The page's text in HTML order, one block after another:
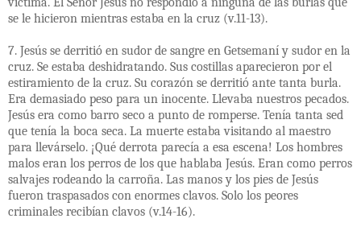
se le hicieron mientras estaba en la cruz (v.11-13).
7. Jesús se derritió en sudor de sangre en Getsemaní y sudor en la
cruz. Se estaba deshidratando. Sus costillas aparecieron por el
estiramiento de la cruz. Su corazón se derritió ante tanta burla.
Era demasiado peso para un inocente. Llevaba nuestros pecados.
Jesús era como barro seco a punto de romperse. Tenía tanta sed
que tenía la boca seca. La muerte estaba visitando al maestro
para llevárselo. ¡Qué derrota parecía a esa escena! Los hombres
malos eran los perros de los que hablaba Jesús. Eran como perros
salvajes rodeando la carroña. Las manos y los pies de Jesús
fueron traspasados ​​con enormes clavos. Solo los peores
criminales recibían clavos (v.14-16).